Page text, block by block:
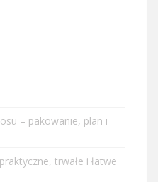
– pakowanie, plan i
trwałe i łatwe